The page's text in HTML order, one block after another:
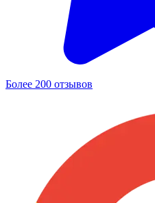
Более 200 отзывов